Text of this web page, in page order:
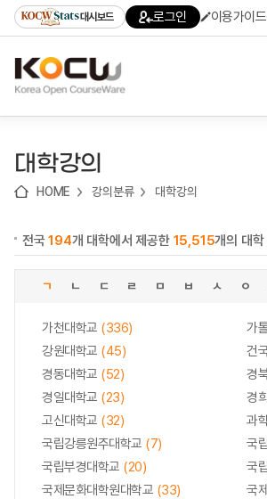
기
기
기
content)
가
대시보드 로그인 이용가이드
대학강의
HOME 강의분류 대학강의
전국194개 대학에서 제공한 15,515개의 대
ㄱ ㄴ ㄷ ㄹ ㅁ ㅂ ㅅ ㅇ
가천대학교 (336) 가
강원대학교 (45) 건
경동대학교 (52) 경
경일대학교 (23) 경
고신대학교 (32) 과
국립강릉원주대학교 (7) 국
국립부경대학교 (20) 국
국제문화대학원대학교 (33) 국